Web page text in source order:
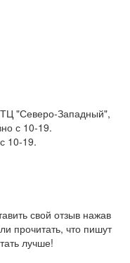
"Северо-Западный",
с 10-19.
10-19.
свой отзыв нажав
прочитать, что пишут
лучше!